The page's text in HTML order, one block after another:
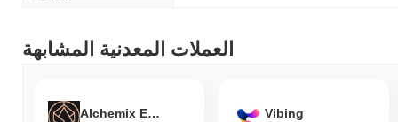
العملات المعدنية المشابهة
Alchemix ETH Vibing